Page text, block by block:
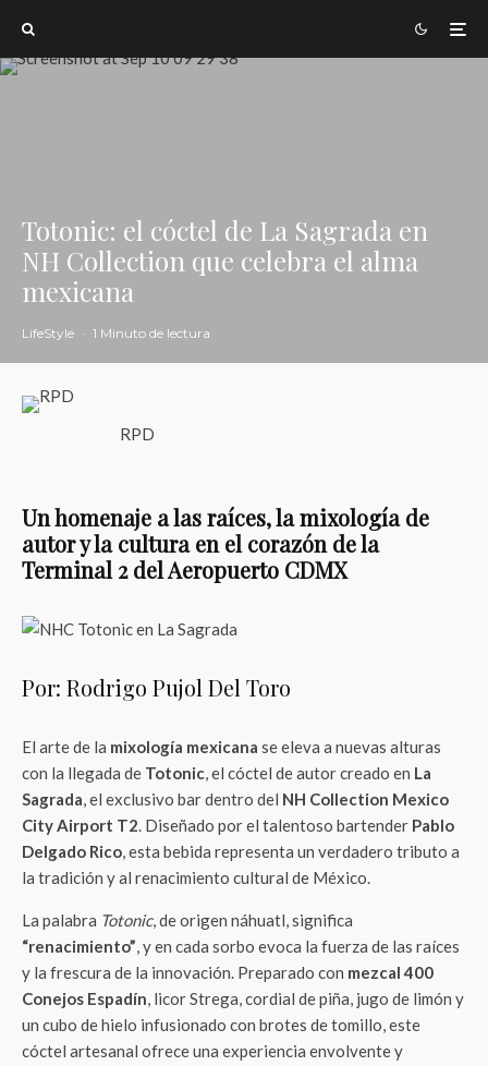
Totonic: el cóctel de La Sagrada en
NH Collection que celebra el alma
mexicana
LifeStyle · 1 Minuto de lectura
RPD
Un homenaje a las raíces, la mixología de
autor y la cultura en el corazón de la
Terminal 2 del Aeropuerto CDMX
Por: Rodrigo Pujol Del Toro
El arte de la mixología mexicana se eleva a nuevas alturas
con la llegada de Totonic, el cóctel de autor creado en La
Sagrada, el exclusivo bar dentro del NH Collection Mexico
City Airport T2. Diseñado por el talentoso bartender Pablo
Delgado Rico, esta bebida representa un verdadero tributo a
la tradición y al renacimiento cultural de México.
La palabra Totonic, de origen náhuatl, significa
“renacimiento”, y en cada sorbo evoca la fuerza de las raíces
y la frescura de la innovación. Preparado con mezcal 400
Conejos Espadín, licor Strega, cordial de piña, jugo de limón y
un cubo de hielo infusionado con brotes de tomillo, este
cóctel artesanal ofrece una experiencia envolvente y